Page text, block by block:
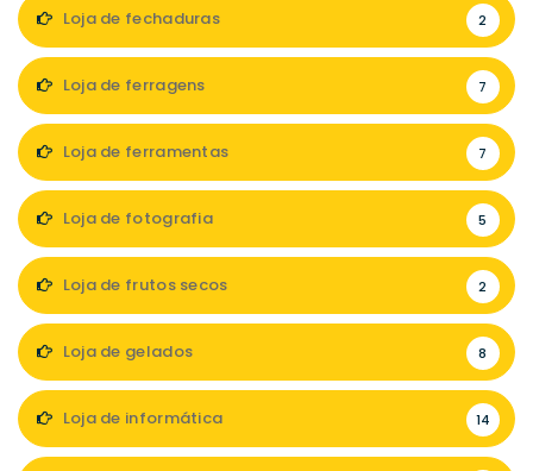
Loja de fechaduras 2
Loja de ferragens 7
Loja de ferramentas 7
Loja de fotografia 5
Loja de frutos secos 2
Loja de gelados 8
Loja de informática 14